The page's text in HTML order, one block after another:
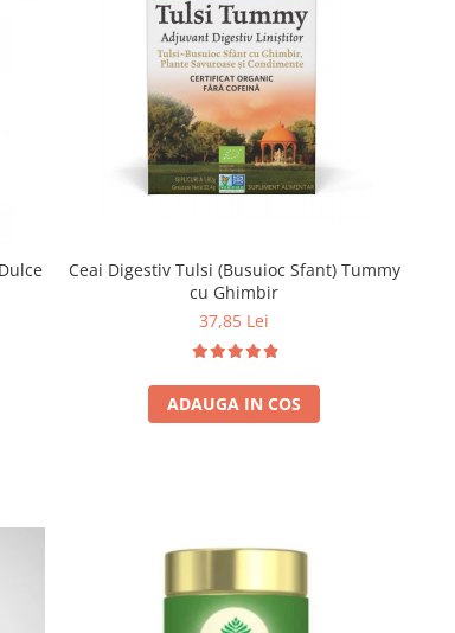
Ceai Digestiv Tulsi (Busuioc Sfant) Tummy
cu Ghimbir
37,85 Lei
ADAUGA IN COS